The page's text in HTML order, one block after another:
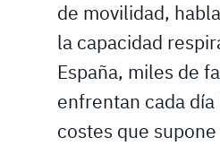
de movilidad,
la capacidad
España, miles de
enfrentan cada
costes que